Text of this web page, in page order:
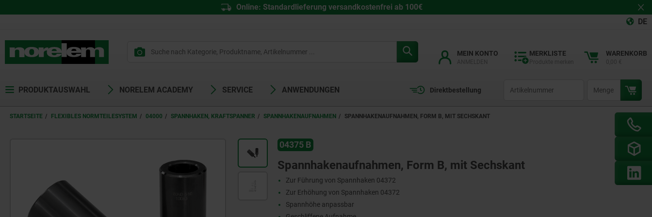
Online: Standardlieferung versandkostenfrei ab 100€
DE
MEIN KONTO MERKLISTE WARENKORB
PRODUKTAUSWAHL NORELEM ACADEMY SERVICE ANWENDUNGEN Direktbestellung
STARTSEITE FLEXIBLES NORMTEILESYSTEM 04000 SPANNHAKEN, KRAFTSPANNER SPANNHAKENAUFNAHMEN SPANNHAKENAUFNAHMEN, FORM B, MIT SECHSKANT
04375 B
Spannhakenaufnahmen, Form B, mit Sechskant
Zur Führung von Spannhaken 04372
Zur Erhöhung von Spannhaken 04372
Spannhöhe anpassbar